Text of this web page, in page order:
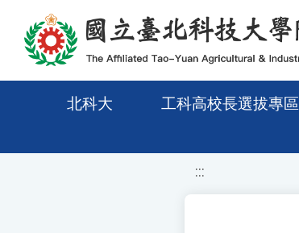
移至網頁之主要內容區位置
北科大 工科高校長選拔專區
:::